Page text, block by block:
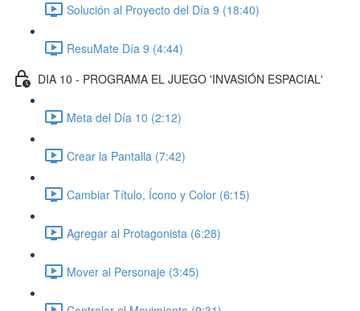
Solución al Proyecto del Día 9 (18:40)
ResuMate Día 9 (4:44)
DIA 10 - PROGRAMA EL JUEGO 'INVASIÓN ESPACIAL'
Meta del Día 10 (2:12)
Crear la Pantalla (7:42)
Cambiar Título, Ícono y Color (6:15)
Agregar al Protagonista (6:28)
Mover al Personaje (3:45)